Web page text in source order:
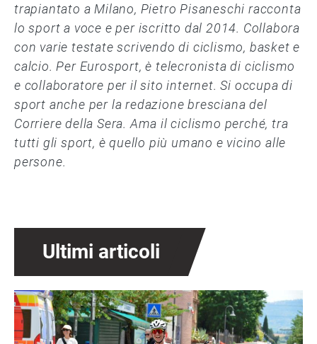
trapiantato a Milano, Pietro Pisaneschi racconta
lo sport a voce e per iscritto dal 2014. Collabora
con varie testate scrivendo di ciclismo, basket e
calcio. Per Eurosport, è telecronista di ciclismo
e collaboratore per il sito internet. Si occupa di
sport anche per la redazione bresciana del
Corriere della Sera. Ama il ciclismo perché, tra
tutti gli sport, è quello più umano e vicino alle
persone.
Ultimi articoli
Immagine